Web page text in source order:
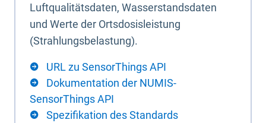
Luftqualitätsdaten, Wasserstandsdaten
und Werte der Ortsdosisleistung
(Strahlungsbelastung).
URL zu SensorThings API
Dokumentation der NUMIS-
SensorThings API
Spezifikation des Standards